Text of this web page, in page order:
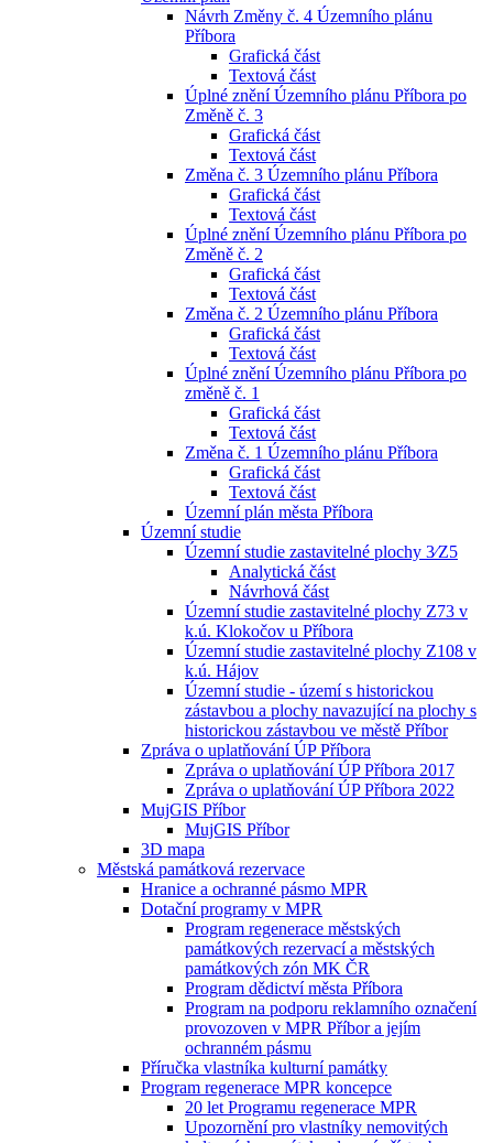
Návrh Změny č. 4 Územního plánu
Příbora
Grafická část
Textová část
Úplné znění Územního plánu Příbora po
Změně č. 3
Grafická část
Textová část
Změna č. 3 Územního plánu Příbora
Grafická část
Textová část
Úplné znění Územního plánu Příbora po
Změně č. 2
Grafická část
Textová část
Změna č. 2 Územního plánu Příbora
Grafická část
Textová část
Úplné znění Územního plánu Příbora po
změně č. 1
Grafická část
Textová část
Změna č. 1 Územního plánu Příbora
Grafická část
Textová část
Územní plán města Příbora
Územní studie
Územní studie zastavitelné plochy 3⁄Z5
Analytická část
Návrhová část
Územní studie zastavitelné plochy Z73 v
k.ú. Klokočov u Příbora
Územní studie zastavitelné plochy Z108 v
k.ú. Hájov
Územní studie - území s historickou
zástavbou a plochy navazující na plochy s
historickou zástavbou ve městě Příbor
Zpráva o uplatňování ÚP Příbora
Zpráva o uplatňování ÚP Příbora 2017
Zpráva o uplatňování ÚP Příbora 2022
MujGIS Příbor
MujGIS Příbor
3D mapa
Městská památková rezervace
Hranice a ochranné pásmo MPR
Dotační programy v MPR
Program regenerace městských
památkových rezervací a městských
památkových zón MK ČR
Program dědictví města Příbora
Program na podporu reklamního označení
provozoven v MPR Příbor a jejím
ochranném pásmu
Příručka vlastníka kulturní památky
Program regenerace MPR koncepce
20 let Programu regenerace MPR
Upozornění pro vlastníky nemovitých